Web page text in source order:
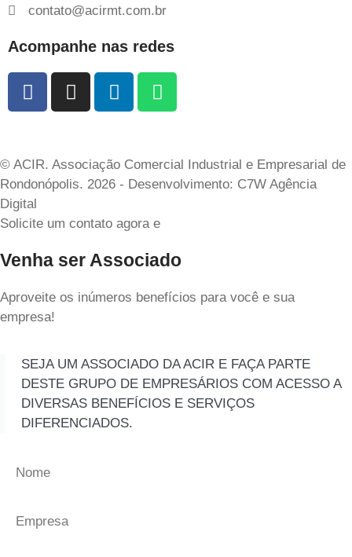
contato@acirmt.com.br
Acompanhe nas redes
© ACIR. Associação Comercial Industrial e Empresarial de
Rondonópolis. 2026 - Desenvolvimento: C7W Agência
Digital
Solicite um contato agora e
Venha ser Associado
Aproveite os inúmeros benefícios para você e sua
empresa!
SEJA UM ASSOCIADO DA ACIR E FAÇA PARTE
DESTE GRUPO DE EMPRESÁRIOS COM ACESSO A
DIVERSAS BENEFÍCIOS E SERVIÇOS
DIFERENCIADOS.